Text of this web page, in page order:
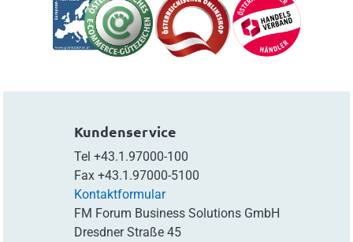
Kundenservice
Tel +43.1.97000-100
Fax +43.1.97000-5100
Kontaktformular
FM Forum Business Solutions GmbH
Dresdner Straße 45